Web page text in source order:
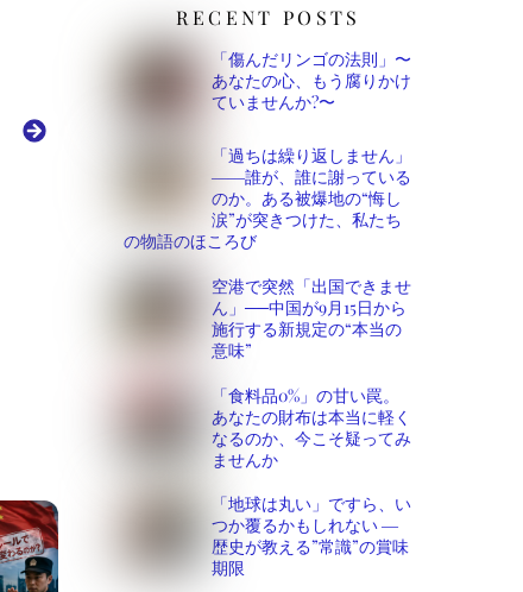
RECENT POSTS
「傷んだリンゴの法則」〜
あなたの心、もう腐りかけ
ていませんか?〜
「過ちは繰り返しません」
――誰が、誰に謝っている
のか。ある被爆地の“悔し
涙”が突きつけた、私たち
の物語のほころび
空港で突然「出国できませ
ん」──中国が9月15日から
施行する新規定の“本当の
意味”
「食料品0%」の甘い罠。
あなたの財布は本当に軽く
なるのか、今こそ疑ってみ
ませんか
「地球は丸い」ですら、い
つか覆るかもしれない ―
歴史が教える”常識”の賞味
期限